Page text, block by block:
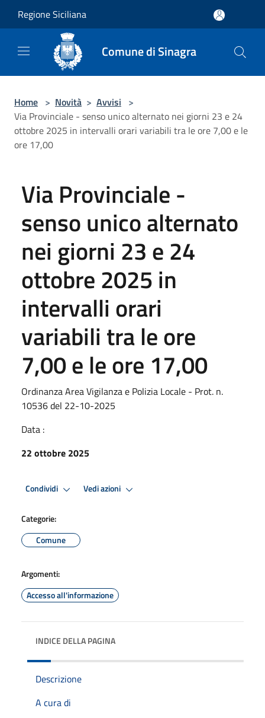
Regione Siciliana
Comune di Sinagra
Home > Novità > Avvisi >
Via Provinciale - senso unico alternato nei giorni 23 e 24
ottobre 2025 in intervalli orari variabili tra le ore 7,00 e le
ore 17,00
Via Provinciale -
senso unico alternato
nei giorni 23 e 24
ottobre 2025 in
intervalli orari
variabili tra le ore
7,00 e le ore 17,00
Ordinanza Area Vigilanza e Polizia Locale - Prot. n.
10536 del 22-10-2025
Data :
22 ottobre 2025
Condividi Vedi azioni
Categorie:
Comune
Argomenti:
Accesso all'informazione
INDICE DELLA PAGINA
Descrizione
A cura di